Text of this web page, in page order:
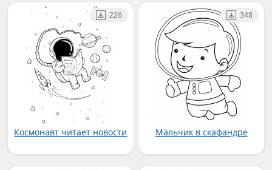
Космонавт читает новости
226
Мальчик в скафандре
348